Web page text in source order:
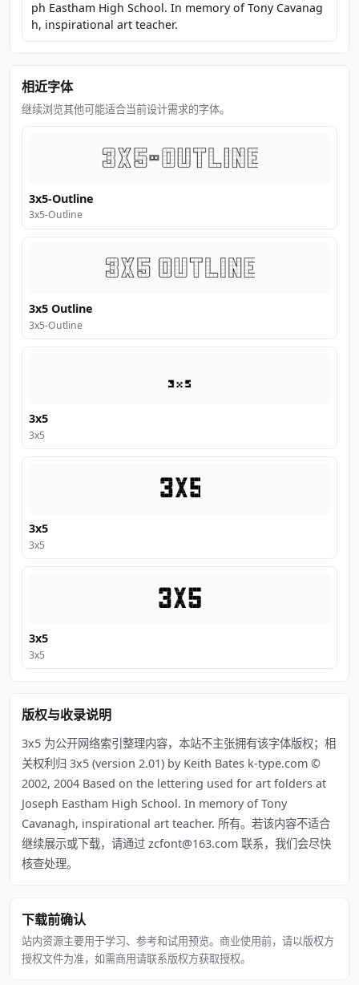
ph Eastham High School. In memory of Tony Cavanag
h, inspirational art teacher.
相近字体
继续浏览其他可能适合当前设计需求的字体。
3x5-Outline
3x5-Outline
3x5 Outline
3x5-Outline
3x5
3x5
3x5
3x5
3x5
3x5
版权与收录说明
3x5 为公开网络索引整理内容，本站不主张拥有该字体版权；相
关权利归 3x5 (version 2.01) by Keith Bates k‐type.com ©
2002, 2004 Based on the lettering used for art folders at
Joseph Eastham High School. In memory of Tony
Cavanagh, inspirational art teacher. 所有。若该内容不适合
继续展示或下载，请通过 zcfont@163.com 联系，我们会尽快
核查处理。
下载前确认
站内资源主要用于学习、参考和试用预览。商业使用前，请以版权方
授权文件为准，如需商用请联系版权方获取授权。